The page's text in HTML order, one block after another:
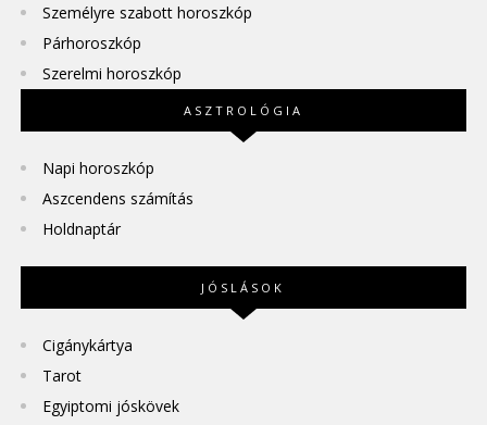
Személyre szabott horoszkóp
Párhoroszkóp
Szerelmi horoszkóp
ASZTROLÓGIA
Napi horoszkóp
Aszcendens számítás
Holdnaptár
JÓSLÁSOK
Cigánykártya
Tarot
Egyiptomi jóskövek